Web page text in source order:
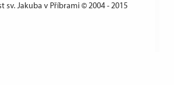
sv. Jakuba v Příbrami © 2004 - 2015